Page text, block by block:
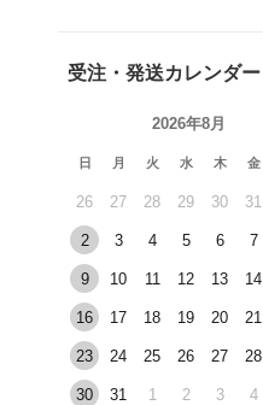
受注・発送カレンダー
2026年8月
日 月 火 水 木 金
26 27 28 29 30 31
2 3 4 5 6 7
9 10 11 12 13 14
16 17 18 19 20 21
23 24 25 26 27 28
30 31 1 2 3 4